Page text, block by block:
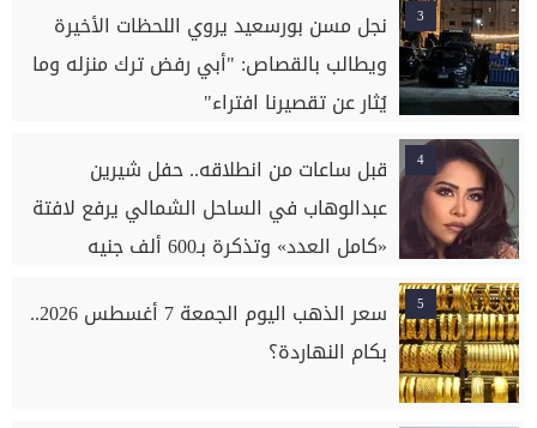
3
نجل مسن بورسعيد يروي اللحظات الأخيرة
ويطالب بالقصاص: "أبي رفض ترك منزله وما
يُثار عن تقصيرنا افتراء"
4
قبل ساعات من انطلاقه.. حفل شيرين
عبدالوهاب في الساحل الشمالي يرفع لافتة
«كامل العدد» وتذكرة بـ600 ألف جنيه
5
سعر الذهب اليوم الجمعة 7 أغسطس 2026..
بكام النهاردة؟